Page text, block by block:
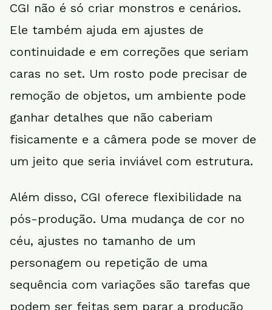
CGI não é só criar monstros e cenários.
Ele também ajuda em ajustes de
continuidade e em correções que seriam
caras no set. Um rosto pode precisar de
remoção de objetos, um ambiente pode
ganhar detalhes que não caberiam
fisicamente e a câmera pode se mover de
um jeito que seria inviável com estrutura.
Além disso, CGI oferece flexibilidade na
pós-produção. Uma mudança de cor no
céu, ajustes no tamanho de um
personagem ou repetição de uma
sequência com variações são tarefas que
podem ser feitas sem parar a produção